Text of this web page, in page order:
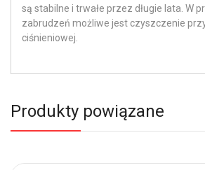
są stabilne i trwałe przez długie lata. W
zabrudzeń możliwe jest czyszczenie
ciśnieniowej.
Produkty powiązane